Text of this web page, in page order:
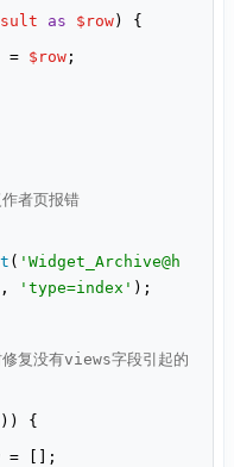
as $row
= $row
者页报错
( 'Widget_Archive@h
, 'type=index'
没有views字段引起的